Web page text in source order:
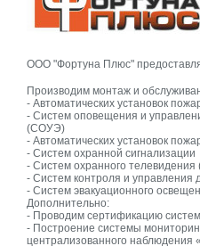
ООО "Фортуна Плюс"
Производим монтаж и
- Автоматических установок
- Систем оповещения и
(СОУЭ)
- Автоматических установок
- Систем охранной сигнализации
- Систем охранного
- Систем контроля и управления
- Систем эвакуационного
Дополнительно:
- Проводим сертификацию
- Построение системы
централизованного наблюдения